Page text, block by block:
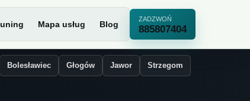
Mapa usług Blog
ZADZWOŃ
885807404
Bolesławiec Głogów Jawor Strzegom